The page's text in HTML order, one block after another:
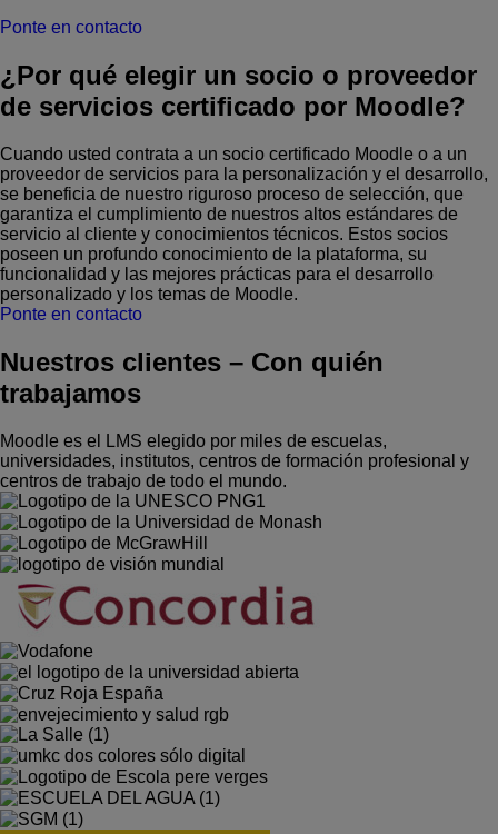
Ponte en contacto
¿Por qué elegir un socio o proveedor
de servicios certificado por Moodle?
Cuando usted contrata a un socio certificado Moodle o a un
proveedor de servicios para la personalización y el desarrollo,
se beneficia de nuestro riguroso proceso de selección, que
garantiza el cumplimiento de nuestros altos estándares de
servicio al cliente y conocimientos técnicos. Estos socios
poseen un profundo conocimiento de la plataforma, su
funcionalidad y las mejores prácticas para el desarrollo
personalizado y los temas de Moodle.
Ponte en contacto
Nuestros clientes – Con quién
trabajamos
Moodle es el LMS elegido por miles de escuelas,
universidades, institutos, centros de formación profesional y
centros de trabajo de todo el mundo.